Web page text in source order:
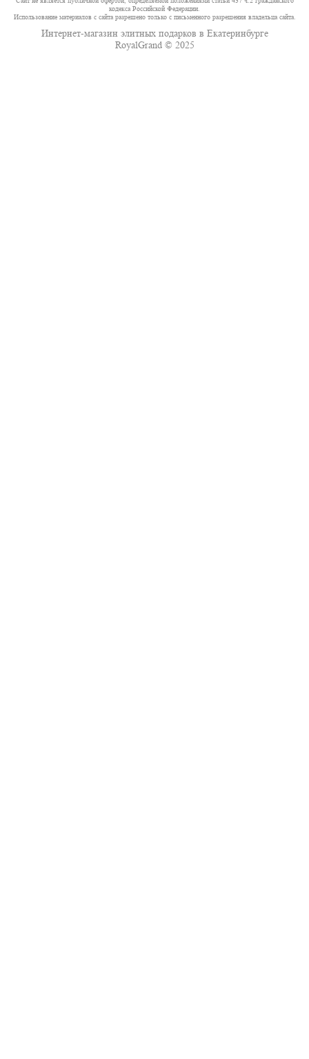
кодекса Российской Федерации.
Использование материалов с сайта разрешено только с письменного разрешения владельца сайта.
Интернет-магазин элитных подарков в Екатеринбурге
RoyalGrand © 2025